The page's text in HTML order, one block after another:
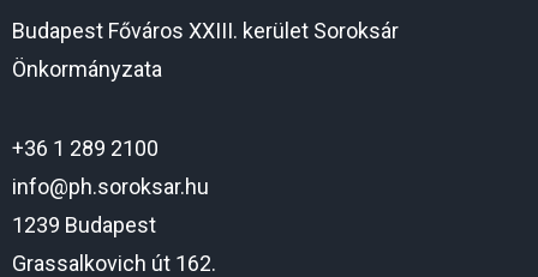
Budapest Főváros XXIII. kerület Soroksár
Önkormányzata
+36 1 289 2100
info@ph.soroksar.hu
1239 Budapest
Grassalkovich út 162.